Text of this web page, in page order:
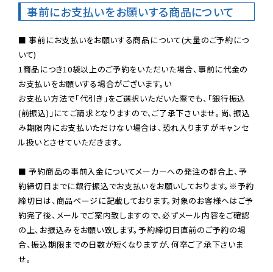
事前にお支払いをお願いする商品について
■ 事前にお支払いをお願いする商品について(大量のご予約につ
いて)
1商品につき10袋以上のご予約をいただいた場合、事前に代金の
お支払いをお願いする場合がございます。い
お支払い方法で「代引き」をご選択いただいた際でも、「銀行振込
(前振込)」にてご請求となりますので、ご了承下さいませ。尚、振込
み期限内にお支払いただけない場合は、恐れ入りますがキャンセ
ル扱いとさせていただきます。
■ 予約商品の事前入金についてメーカーへの発注の都合上、予
約締切日までに銀行振込でお支払いをお願いしております。※予約
締切日は、商品ページに記載しております。対象のお客様へはご予
約完了後、メールでご案内致しますので、必ずメール内容をご確認
の上、お振込みをお願い致します。予約締切日直前のご予約の場
合、振込期限までの日数が短くなりますが、何卒ご了承下さいま
せ。